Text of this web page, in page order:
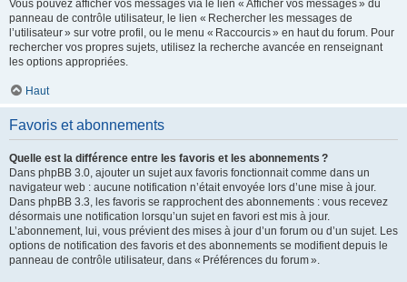
Vous pouvez afficher vos messages via le lien « Afficher vos messages » du
panneau de contrôle utilisateur, le lien « Rechercher les messages de
l’utilisateur » sur votre profil, ou le menu « Raccourcis » en haut du forum. Pour
rechercher vos propres sujets, utilisez la recherche avancée en renseignant
les options appropriées.
Haut
Favoris et abonnements
Quelle est la différence entre les favoris et les abonnements ?
Dans phpBB 3.0, ajouter un sujet aux favoris fonctionnait comme dans un
navigateur web : aucune notification n’était envoyée lors d’une mise à jour.
Dans phpBB 3.3, les favoris se rapprochent des abonnements : vous recevez
désormais une notification lorsqu’un sujet en favori est mis à jour.
L’abonnement, lui, vous prévient des mises à jour d’un forum ou d’un sujet. Les
options de notification des favoris et des abonnements se modifient depuis le
panneau de contrôle utilisateur, dans « Préférences du forum ».